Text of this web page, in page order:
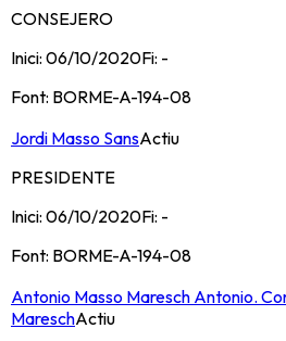
CONSEJERO
Inici: 06/10/2020Fi: -
Font: BORME-A-194-08
Jordi Masso SansActiu
PRESIDENTE
Inici: 06/10/2020Fi: -
Font: BORME-A-194-08
Antonio Masso Maresch Antonio.
MareschActiu